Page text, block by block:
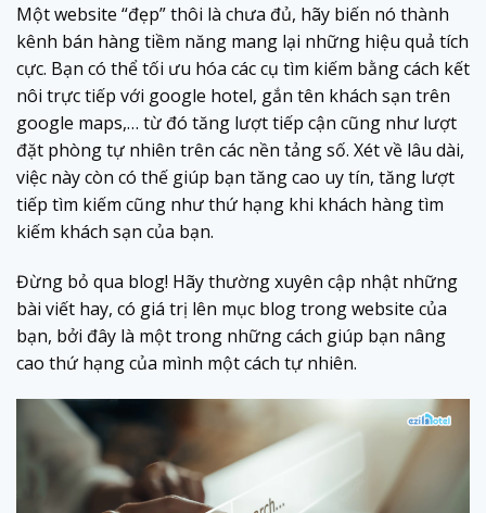
Một website “đẹp” thôi là chưa đủ, hãy biến nó thành
kênh bán hàng tiềm năng mang lại những hiệu quả tích
cực. Bạn có thể tối ưu hóa các cụ tìm kiếm bằng cách kết
nôi trực tiếp với google hotel, gắn tên khách sạn trên
google maps,… từ đó tăng lượt tiếp cận cũng như lượt
đặt phòng tự nhiên trên các nền tảng số. Xét về lâu dài,
việc này còn có thế giúp bạn tăng cao uy tín, tăng lượt
tiếp tìm kiếm cũng như thứ hạng khi khách hàng tìm
kiếm khách sạn của bạn.
Đừng bỏ qua blog! Hãy thường xuyên cập nhật những
bài viết hay, có giá trị lên mục blog trong website của
bạn, bởi đây là một trong những cách giúp bạn nâng
cao thứ hạng của mình một cách tự nhiên.